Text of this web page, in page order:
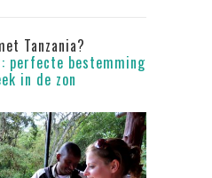
Tanzania?
perfecte bestemming
in de zon